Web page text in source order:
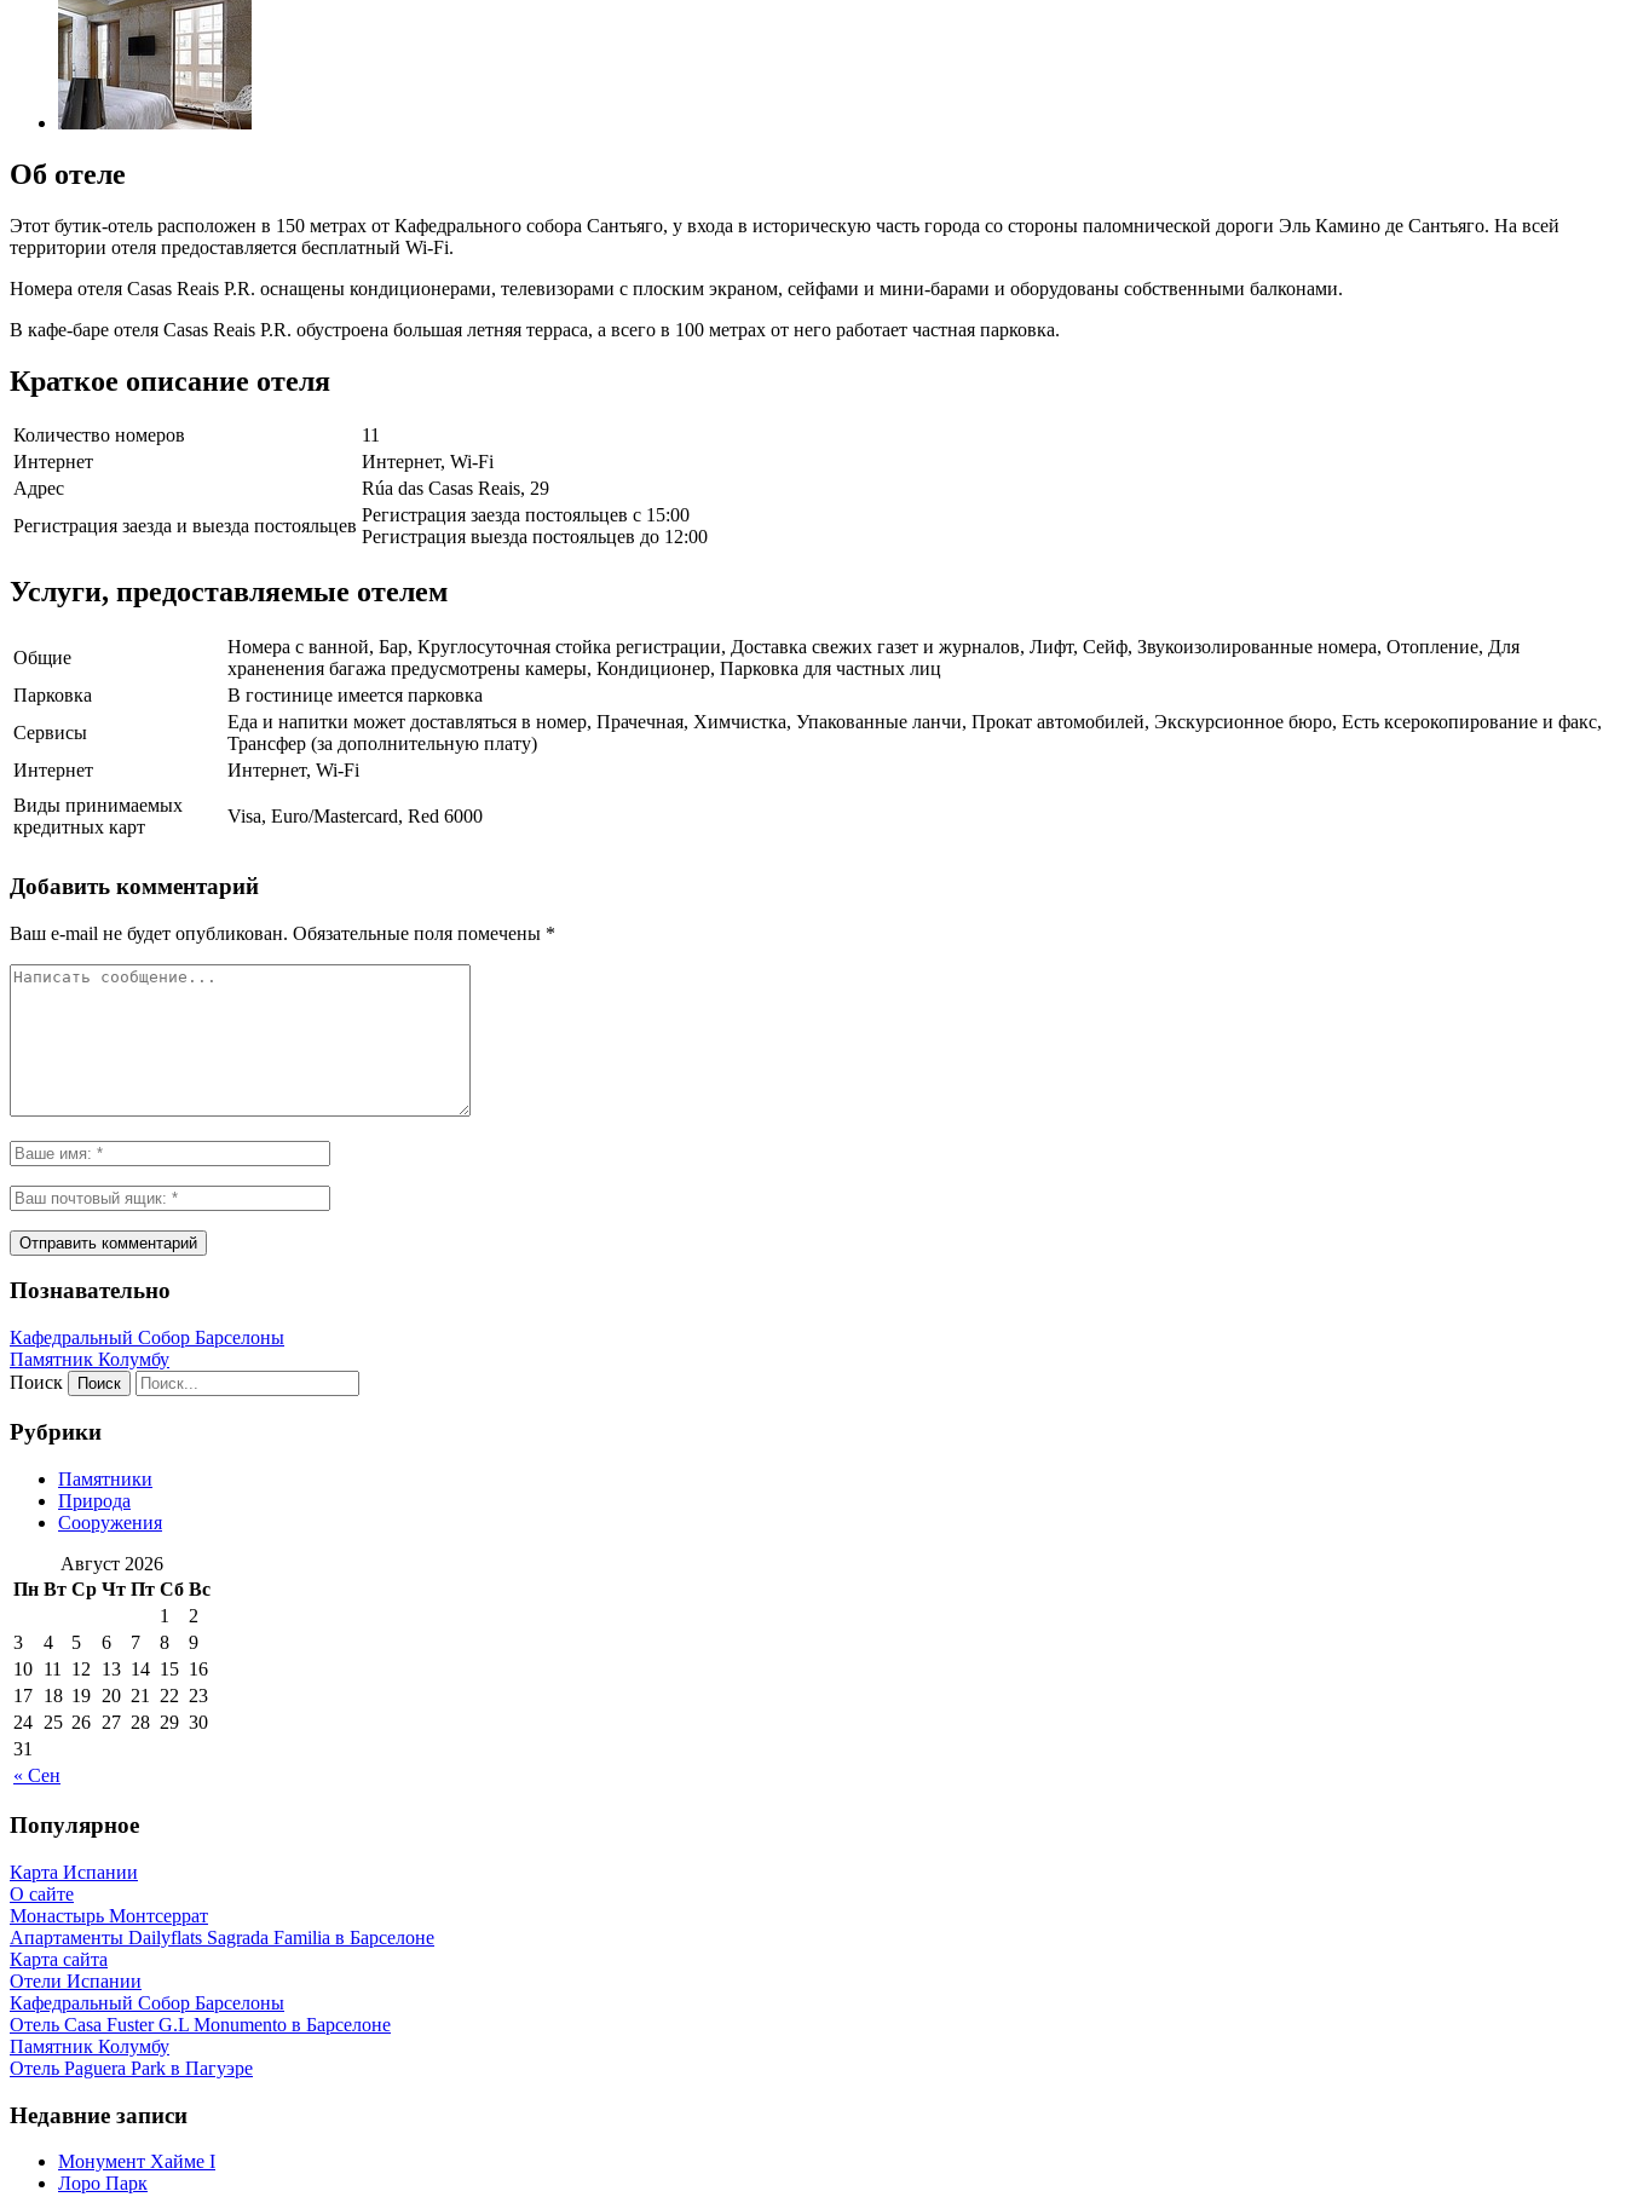
Об отеле
Этот бутик-отель расположен в 150 метрах от Кафедрального собора Сантьяго, у входа в историческую часть города со стороны паломнической дороги Эль Камино де Сантьяго. На всей
территории отеля предоставляется бесплатный Wi-Fi.
Номера отеля Casas Reais P.R. оснащены кондиционерами, телевизорами с плоским экраном, сейфами и мини-барами и оборудованы собственными балконами.
В кафе-баре отеля Casas Reais P.R. обустроена большая летняя терраса, а всего в 100 метрах от него работает частная парковка.
Краткое описание отеля
Количество номеров
11
Интернет
Интернет, Wi-Fi
Адрес
Rúa das Casas Reais, 29
Регистрация заезда и выезда постояльцев
Регистрация заезда постояльцев с 15:00
Регистрация выезда постояльцев до 12:00
Услуги, предоставляемые отелем
Общие
Номера с ванной, Бар, Круглосуточная стойка регистрации, Доставка свежих газет и журналов, Лифт, Сейф, Звукоизолированные номера, Отопление, Для
храненения багажа предусмотрены камеры, Кондиционер, Парковка для частных лиц
Парковка
В гостинице имеется парковка
Сервисы
Еда и напитки может доставляться в номер, Прачечная, Химчистка, Упакованные ланчи, Прокат автомобилей, Экскурсионное бюро, Есть ксерокопирование и факс,
Трансфер (за дополнительную плату)
Интернет
Интернет, Wi-Fi
Виды принимаемых
кредитных карт
Visa, Euro/Mastercard, Red 6000
Добавить комментарий
Ваш e-mail не будет опубликован. Обязательные поля помечены *
Познавательно
Кафeдрaльный Собор Барселоны
Пaмятник Колумбу
Поиск
Рубрики
Памятники
Природа
Сооружения
Август 2026
Пн Вт Ср Чт Пт Сб Вс
« Сен
1
2
3
4 5 6 7 8
9
10 11 12 13 14 15 16
17 18 19 20 21 22 23
24 25 26 27 28 29 30
31
Популярное
Карта Испании
О сайте
Монастырь Монтсеррат
Апартаменты Dailyflats Sagrada Familia в Барселоне
Карта сайта
Отели Испании
Кафeдрaльный Собор Барселоны
Отель Casa Fuster G.L Monumento в Барселоне
Пaмятник Колумбу
Отель Paguera Park в Пагуэре
Недавние записи
Монумент Хайме I
Лоро Парк